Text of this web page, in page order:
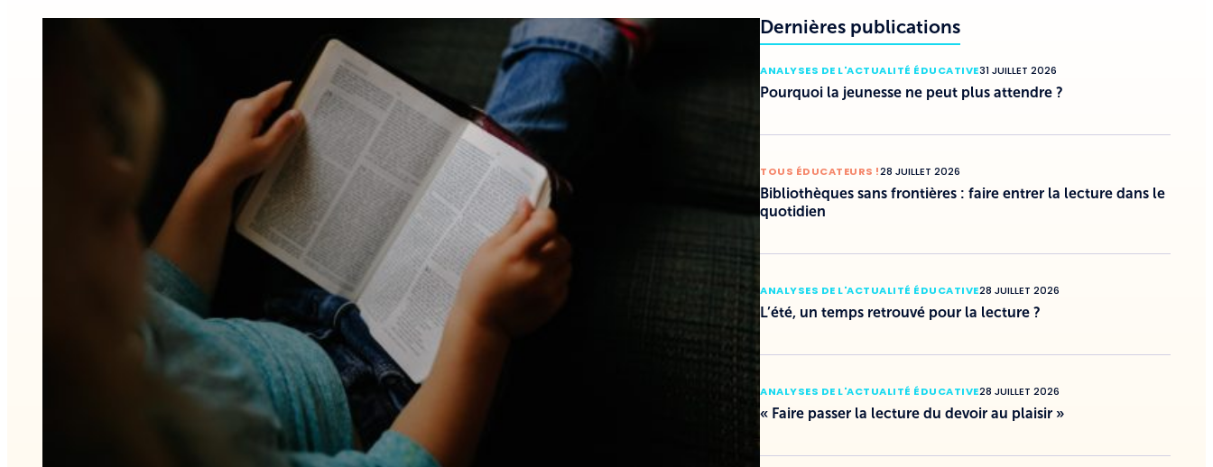
Dernières publications
ANALYSES DE L'ACTUALITÉ ÉDUCATIVE31 JUILLET 2026
Pourquoi la jeunesse ne peut plus attendre ?
TOUS ÉDUCATEURS !28 JUILLET 2026
Bibliothèques sans frontières : faire entrer la lecture dans le
quotidien
ANALYSES DE L'ACTUALITÉ ÉDUCATIVE28 JUILLET 2026
L’été, un temps retrouvé pour la lecture ?
ANALYSES DE L'ACTUALITÉ ÉDUCATIVE28 JUILLET 2026
« Faire passer la lecture du devoir au plaisir »